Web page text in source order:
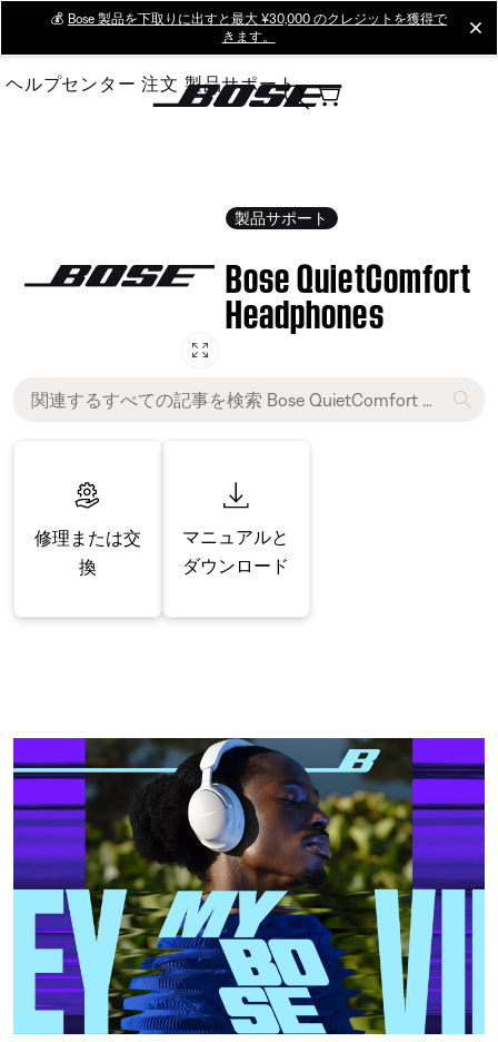
Main
💰 Bose 製品を下取りに出すと最大 ¥30,000 のクレジットを獲得で
きます。
ヘルプセンター 注文 製品サポート
製品サポート
Bose QuietComfort
Headphones
修理または交
換
マニュアルと
ダウンロード